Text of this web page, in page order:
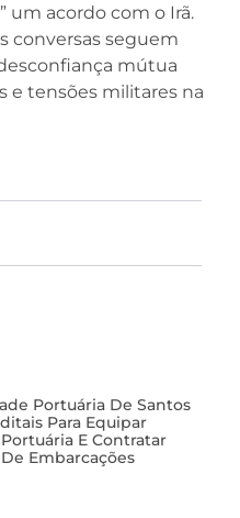
um acordo com o Irã.
conversas seguem
mútua
e tensões militares na
Portuária De Santos
Para Equipar
E Contratar
Embarcações